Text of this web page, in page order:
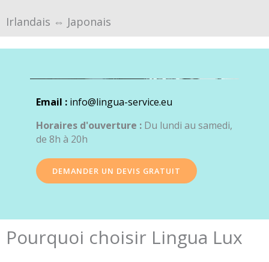
Irlandais ⇔ Japonais
Email : info@lingua-service.eu
Horaires d'ouverture : Du lundi au samedi,
de 8h à 20h
DEMANDER UN DEVIS GRATUIT
Pourquoi choisir Lingua Lux